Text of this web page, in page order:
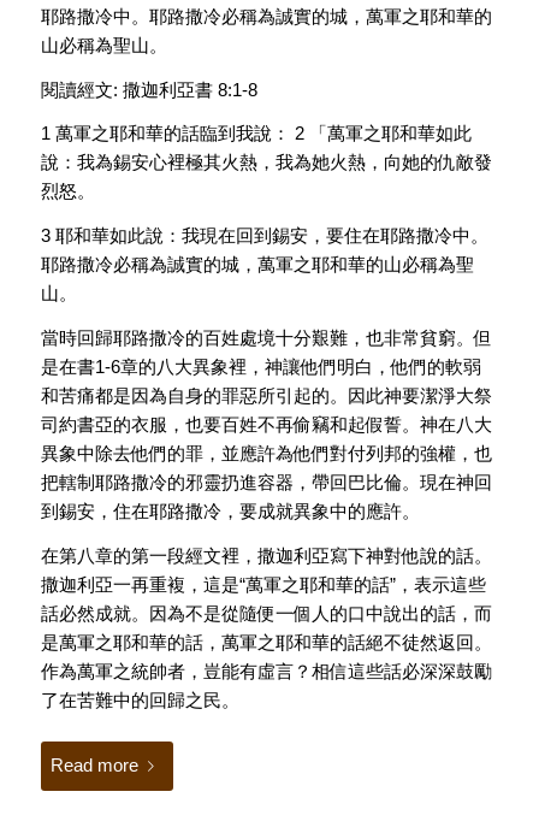
耶路撒冷中。耶路撒冷必稱為誠實的城，萬軍之耶和華的
山必稱為聖山。
閱讀經文: 撒迦利亞書 8:1-8
1 萬軍之耶和華的話臨到我說： 2 「萬軍之耶和華如此
說：我為錫安心裡極其火熱，我為她火熱，向她的仇敵發
烈怒。
3 耶和華如此說：我現在回到錫安，要住在耶路撒冷中。
耶路撒冷必稱為誠實的城，萬軍之耶和華的山必稱為聖
山。
當時回歸耶路撒冷的百姓處境十分艱難，也非常貧窮。但
是在書1-6章的八大異象裡，神讓他們明白，他們的軟弱
和苦痛都是因為自身的罪惡所引起的。因此神要潔淨大祭
司約書亞的衣服，也要百姓不再偷竊和起假誓。神在八大
異象中除去他們的罪，並應許為他們對付列邦的強權，也
把轄制耶路撒冷的邪靈扔進容器，帶回巴比倫。現在神回
到錫安，住在耶路撒冷，要成就異象中的應許。
在第八章的第一段經文裡，撒迦利亞寫下神對他說的話。
撒迦利亞一再重複，這是“萬軍之耶和華的話”，表示這些
話必然成就。因為不是從隨便一個人的口中說出的話，而
是萬軍之耶和華的話，萬軍之耶和華的話絕不徒然返回。
作為萬軍之統帥者，豈能有虛言？相信這些話必深深鼓勵
了在苦難中的回歸之民。
Read more